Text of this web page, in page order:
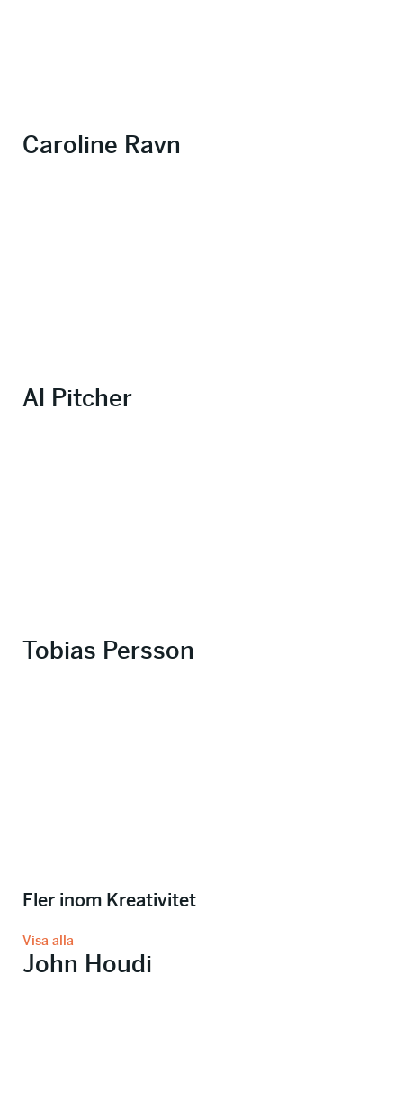
Caroline Ravn
Al Pitcher
Tobias Persson
Fler inom Kreativitet
Visa alla
John Houdi